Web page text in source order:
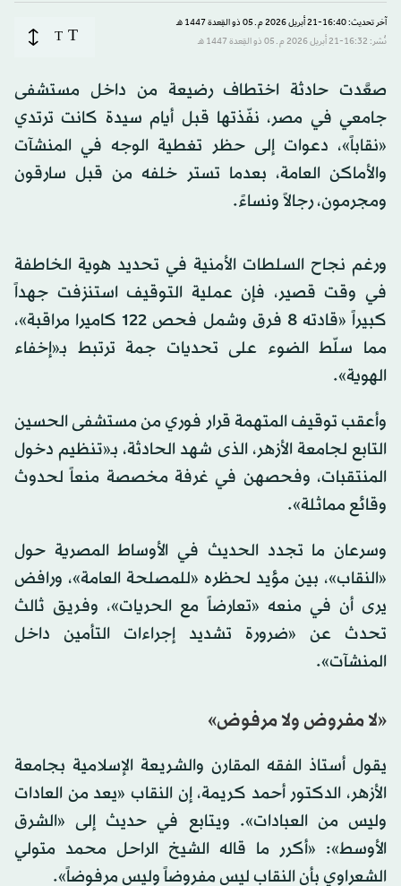
آخر تحديث: 16:40-21 أبريل 2026 م ـ 05 ذو القِعدة 1447 هـ
نُشر: 16:32-21 أبريل 2026 م ـ 05 ذو القِعدة 1447 هـ
T
T
صعَّدت حادثة اختطاف رضيعة من داخل مستشفى
جامعي في مصر، نفّذتها قبل أيام سيدة كانت ترتدي
«نقاباً»، دعوات إلى حظر تغطية الوجه في المنشآت
والأماكن العامة، بعدما تستر خلفه من قبل سارقون
ومجرمون، رجالاً ونساءً.
ورغم نجاح السلطات الأمنية في تحديد هوية الخاطفة
في وقت قصير، فإن عملية التوقيف استنزفت جهداً
كبيراً «قادته 8 فرق وشمل فحص 122 كاميرا مراقبة»،
مما سلّط الضوء على تحديات جمة ترتبط بـ«إخفاء
الهوية».
وأعقب توقيف المتهمة قرار فوري من مستشفى الحسين
التابع لجامعة الأزهر، الذى شهد الحادثة، بـ«تنظيم دخول
المنتقبات، وفحصهن في غرفة مخصصة منعاً لحدوث
وقائع مماثلة».
وسرعان ما تجدد الحديث في الأوساط المصرية حول
«النقاب»، بين مؤيد لحظره «للمصلحة العامة»، ورافض
يرى أن في منعه «تعارضاً مع الحريات»، وفريق ثالث
تحدث عن «ضرورة تشديد إجراءات التأمين داخل
المنشآت».
«لا مفروض ولا مرفوض»
يقول أستاذ الفقه المقارن والشريعة الإسلامية بجامعة
الأزهر، الدكتور أحمد كريمة، إن النقاب «يعد من العادات
وليس من العبادات». ويتابع في حديث إلى «الشرق
الأوسط»: «أكرر ما قاله الشيخ الراحل محمد متولي
الشعراوي بأن النقاب ليس مفروضاً وليس مرفوضاً».